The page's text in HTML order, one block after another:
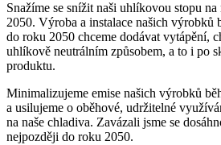
Snažíme se snížit naši uhlíkovou stopu
2050. Výroba a instalace našich výrobků
do roku 2050 chceme dodávat vytápění,
uhlíkově neutrálním způsobem, a to i po
produktu.
Minimalizujeme emise našich výrobků
a usilujeme o oběhové, udržitelné
na naše chladiva. Zavázali jsme se
nejpozději do roku 2050.